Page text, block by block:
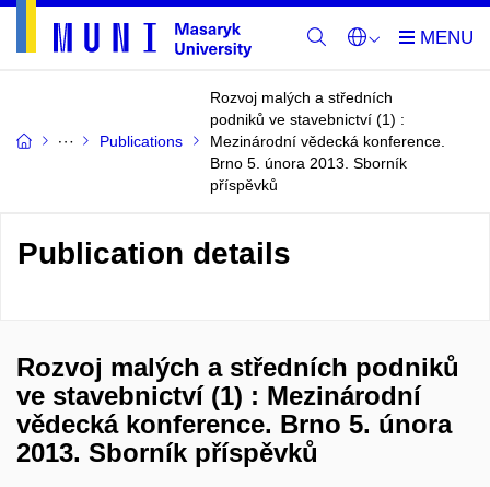
Publications
Rozvoj malých a středních
podniků ve stavebnictví (1) :
Mezinárodní vědecká konference.
Brno 5. února 2013. Sborník
příspěvků
Publication details
Rozvoj malých a středních podniků
ve stavebnictví (1) : Mezinárodní
vědecká konference. Brno 5. února
2013. Sborník příspěvků